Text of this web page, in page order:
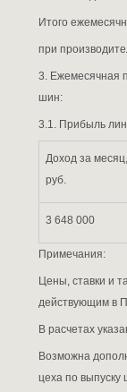
Итого
при
3. Ежемесячная
шин:
3.1. Прибыль
Доход за месяц,
руб.
3 648 000
Примечания:
Цены, ставки и
действующим в
В расчетах
Возможна
цеха по выпуску